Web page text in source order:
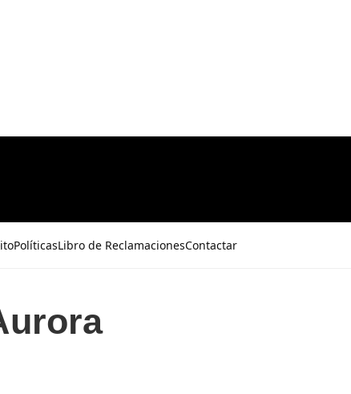
PolíticasLibro de ReclamacionesContactar